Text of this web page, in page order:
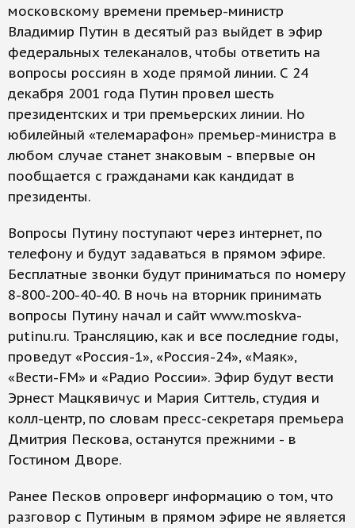
московскому времени премьер-министр
Владимир Путин в десятый раз выйдет в эфир
федеральных телеканалов, чтобы ответить на
вопросы россиян в ходе прямой линии. С 24
декабря 2001 года Путин провел шесть
президентских и три премьерских линии. Но
юбилейный «телемарафон» премьер-министра в
любом случае станет знаковым - впервые он
пообщается с гражданами как кандидат в
президенты.
Вопросы Путину поступают через интернет, по
телефону и будут задаваться в прямом эфире.
Бесплатные звонки будут приниматься по номеру
8-800-200-40-40. В ночь на вторник принимать
вопросы Путину начал и сайт www.moskva-
putinu.ru. Трансляцию, как и все последние годы,
проведут «Россия-1», «Россия-24», «Маяк»,
«Вести-FM» и «Радио России». Эфир будут вести
Эрнест Мацкявичус и Мария Ситтель, студия и
колл-центр, по словам пресс-секретаря премьера
Дмитрия Пескова, останутся прежними - в
Гостином Дворе.
Ранее Песков опроверг информацию о том, что
разговор с Путиным в прямом эфире не является